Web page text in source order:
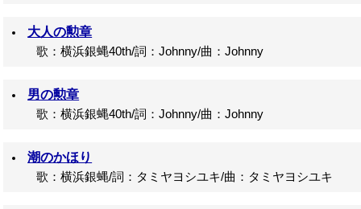
大人の勲章
歌：横浜銀蝿40th/詞：Johnny/曲：Johnny
男の勲章
歌：横浜銀蝿40th/詞：Johnny/曲：Johnny
潮のかほり
歌：横浜銀蝿/詞：タミヤヨシユキ/曲：タミヤヨシユキ